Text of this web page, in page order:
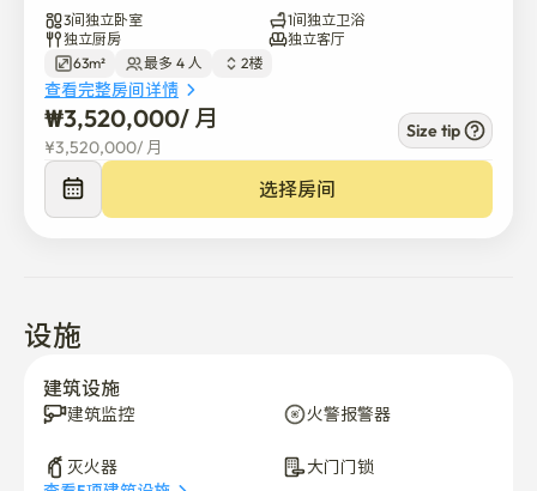
简单的会议。 全天24小时均可通过无人键盘和智能锁免费
访问，地铁站、公交站、便利店、咖啡馆和餐厅均位于五
分钟步行范围内，提供了极佳的生活设施接入。 仅提供洗
衣机，枕头和床上用品可根据要求付费购买，专业客房团
队的定期清洁始终保持清洁，为在安静的居住环境中学习
和工作集中提供了最佳条件。
3间独立卧室
1间独立卫浴
独立厨房
独立客厅
63m²
最多 4 人 2楼
查看完整房间详情
₩3,520,000/ 月
¥3,520,000/ 月
Size tip
选择房间
设施
建筑设施
建筑监控 火警报警器
灭火器
大门门锁